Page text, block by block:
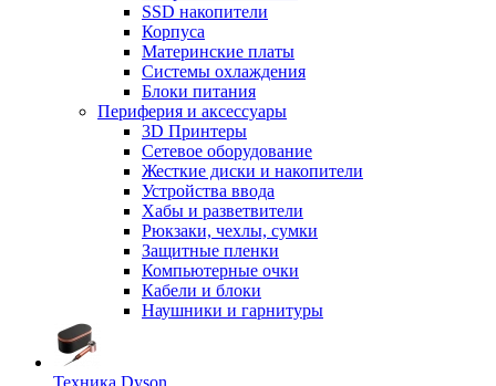
SSD накопители
Корпуса
Материнские платы
Системы охлаждения
Блоки питания
Периферия и аксессуары
3D Принтеры
Сетевое оборудование
Жесткие диски и накопители
Устройства ввода
Хабы и разветвители
Рюкзаки, чехлы, сумки
Защитные пленки
Компьютерные очки
Кабели и блоки
Наушники и гарнитуры
Техника Dyson